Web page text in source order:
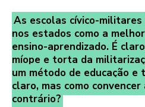
As escolas cívico-
nos estados como a
ensino-aprendizado. É
míope e torta da
um método de educação
claro, mas como
contrário?